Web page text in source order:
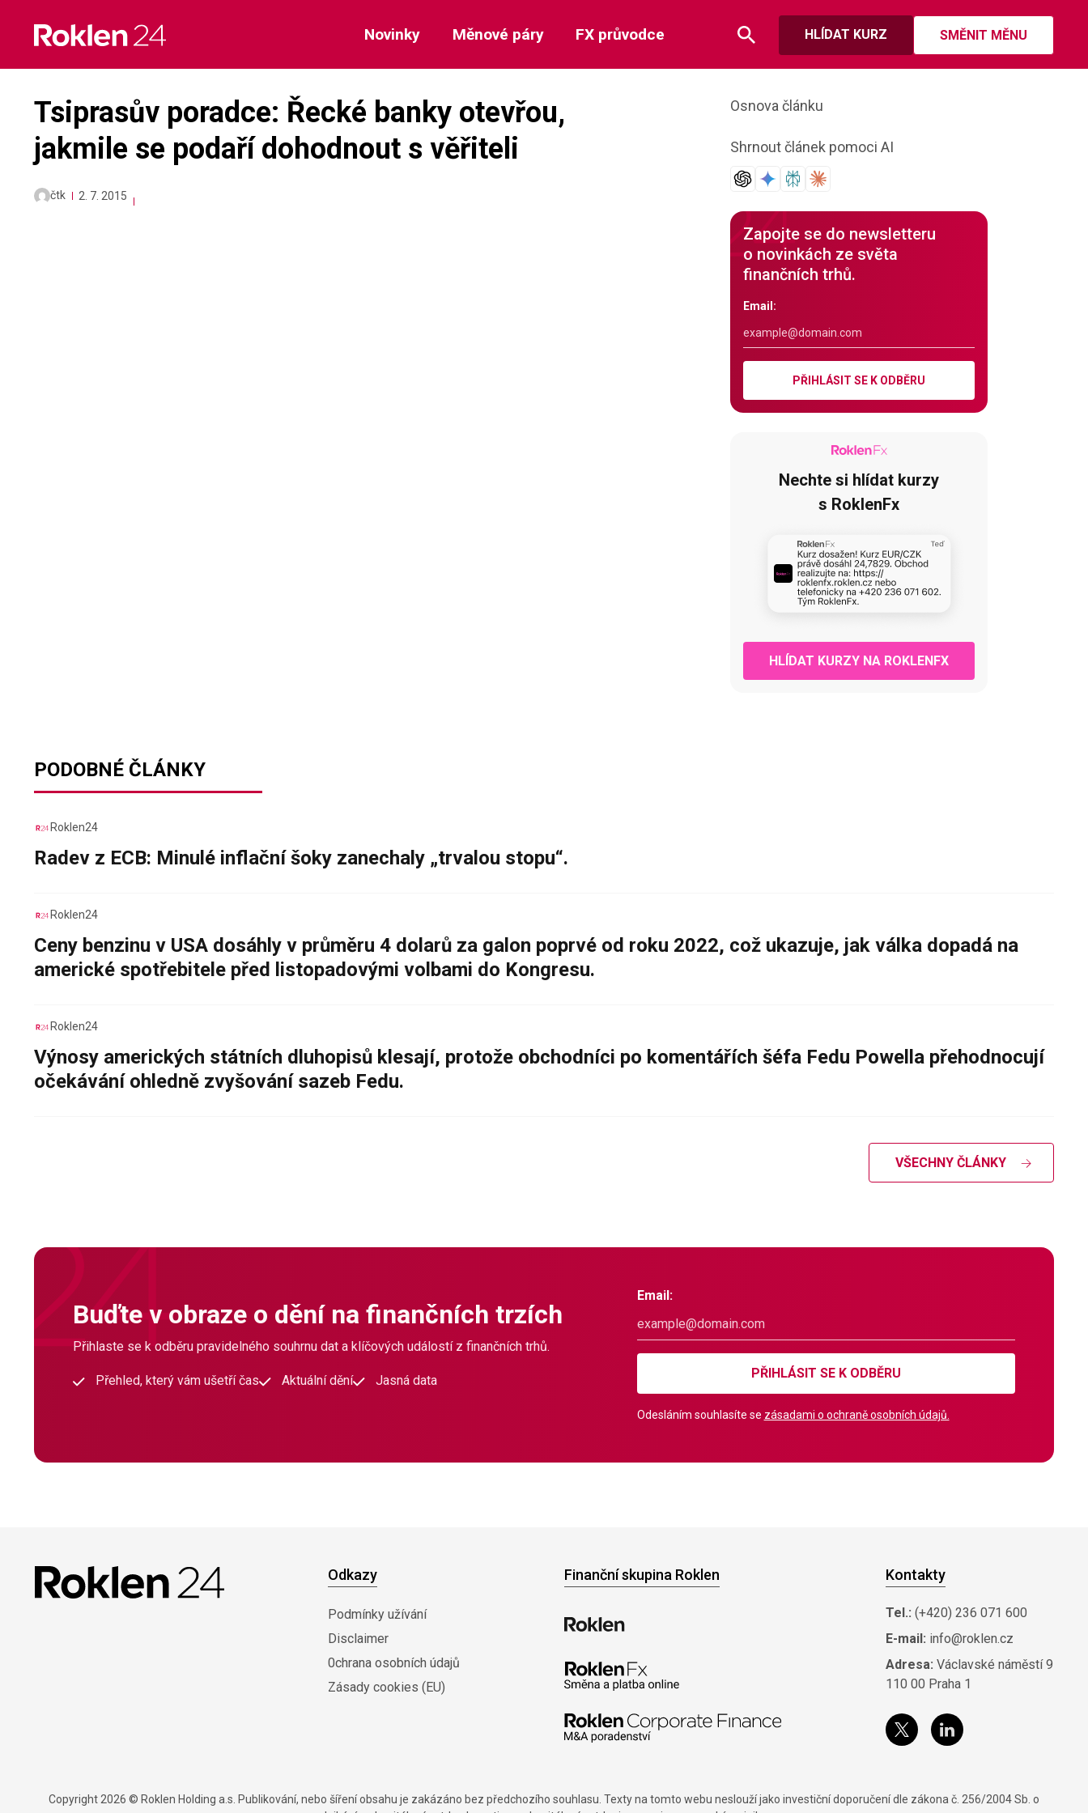
content
HLÍDAT KURZ SMĚNIT MĚNU
Novinky Měnové páry FX průvodce
Tsiprasův poradce: Řecké banky otevřou,
jakmile se podaří dohodnout s věřiteli
čtk 2. 7. 2015
Osnova článku
Shrnout článek pomoci AI
Zapojte se do newsletteru
o novinkách ze světa
finančních trhů.
Email:
PŘIHLÁSIT SE K ODBĚRU
Nechte si hlídat kurzy
s RoklenFx
HLÍDAT KURZY NA ROKLENFX
PODOBNÉ ČLÁNKY
Roklen24
Radev z ECB: Minulé inflační šoky zanechaly „trvalou stopu“.
Roklen24
Ceny benzinu v USA dosáhly v průměru 4 dolarů za galon poprvé od roku 2022, což ukazuje, jak válka dopadá na
americké spotřebitele před listopadovými volbami do Kongresu.
Roklen24
Výnosy amerických státních dluhopisů klesají, protože obchodníci po komentářích šéfa Fedu Powella přehodnocují
očekávání ohledně zvyšování sazeb Fedu.
VŠECHNY ČLÁNKY
Buďte v obraze o dění na finančních trzích
Přihlaste se k odběru pravidelného souhrnu dat a klíčových událostí z finančních trhů.
Přehled, který vám ušetří čas Aktuální dění Jasná data
Email:
PŘIHLÁSIT SE K ODBĚRU
Odesláním souhlasíte se zásadami o ochraně osobních údajů.
Odkazy
Podmínky užívání
Disclaimer
0chrana osobních údajů
Zásady cookies (EU)
Finanční skupina Roklen Kontakty
Tel.: (+420) 236 071 600
E-mail: info@roklen.cz
Adresa: Václavské náměstí 9
110 00 Praha 1
Copyright 2026 © Roklen Holding a.s. Publikování, nebo šíření obsahu je zakázáno bez předchozího souhlasu. Texty na tomto webu neslouží jako investiční doporučení dle zákona č. 256/2004 Sb. o